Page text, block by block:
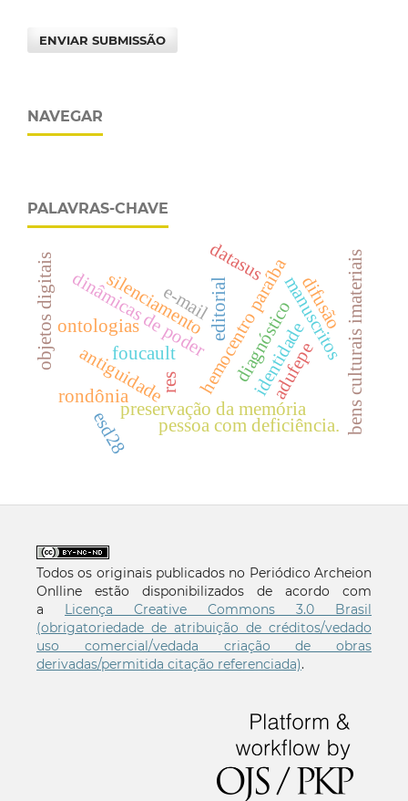
ENVIAR SUBMISSÃO
NAVEGAR
PALAVRAS-CHAVE
hemocentro paraíba
editorial manuscritos
silenciamento
preservação da memória
dinâmicas de poder
foucault
antiguidade
ontologias diagnóstico
identidade
difusão
e-mail bens culturais imateriais
res
esd28
datasus
objetos digitais
rondônia adufepe
pessoa com deficiência.
Todos os originais publicados no Periódico Archeion
Onlline estão disponibilizados de acordo com
a
Licença Creative Commons 3.0 Brasil
(obrigatoriedade de atribuição de créditos/vedado
uso comercial/vedada criação de obras
derivadas/permitida citação referenciada).